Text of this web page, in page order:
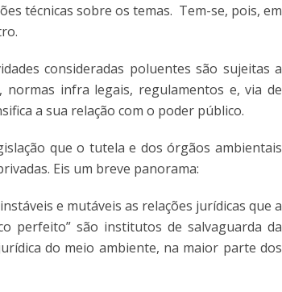
técnicas sobre os temas. Tem-se, pois, em
consideradas poluentes são sujeitas a
infra legais, regulamentos e, via de
a sua relação com o poder público.
que o tutela e dos órgãos ambientais
Eis um breve panorama:
e mutáveis as relações jurídicas que a
perfeito” são institutos de salvaguarda da
do meio ambiente, na maior parte dos